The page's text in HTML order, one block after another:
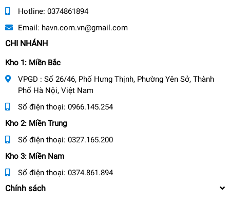
Hotline: 0374861894
Email: havn.com.vn@gmail.com
CHI NHÁNH
Kho 1: Miền Bắc
VPGD : Số 26/46, Phố Hưng Thịnh, Phường Yên Sở, Thành
Phố Hà Nội, Việt Nam
Số điện thoại: 0966.145.254
Kho 2: Miền Trung
Số điện thoại: 0327.165.200
Kho 3: Miền Nam
Số điện thoại: 0374.861.894
Chính sách